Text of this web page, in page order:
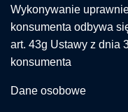
Wykonywanie
konsumenta odbywa
art. 43g Ustawy z dnia
konsumenta
Dane osobowe